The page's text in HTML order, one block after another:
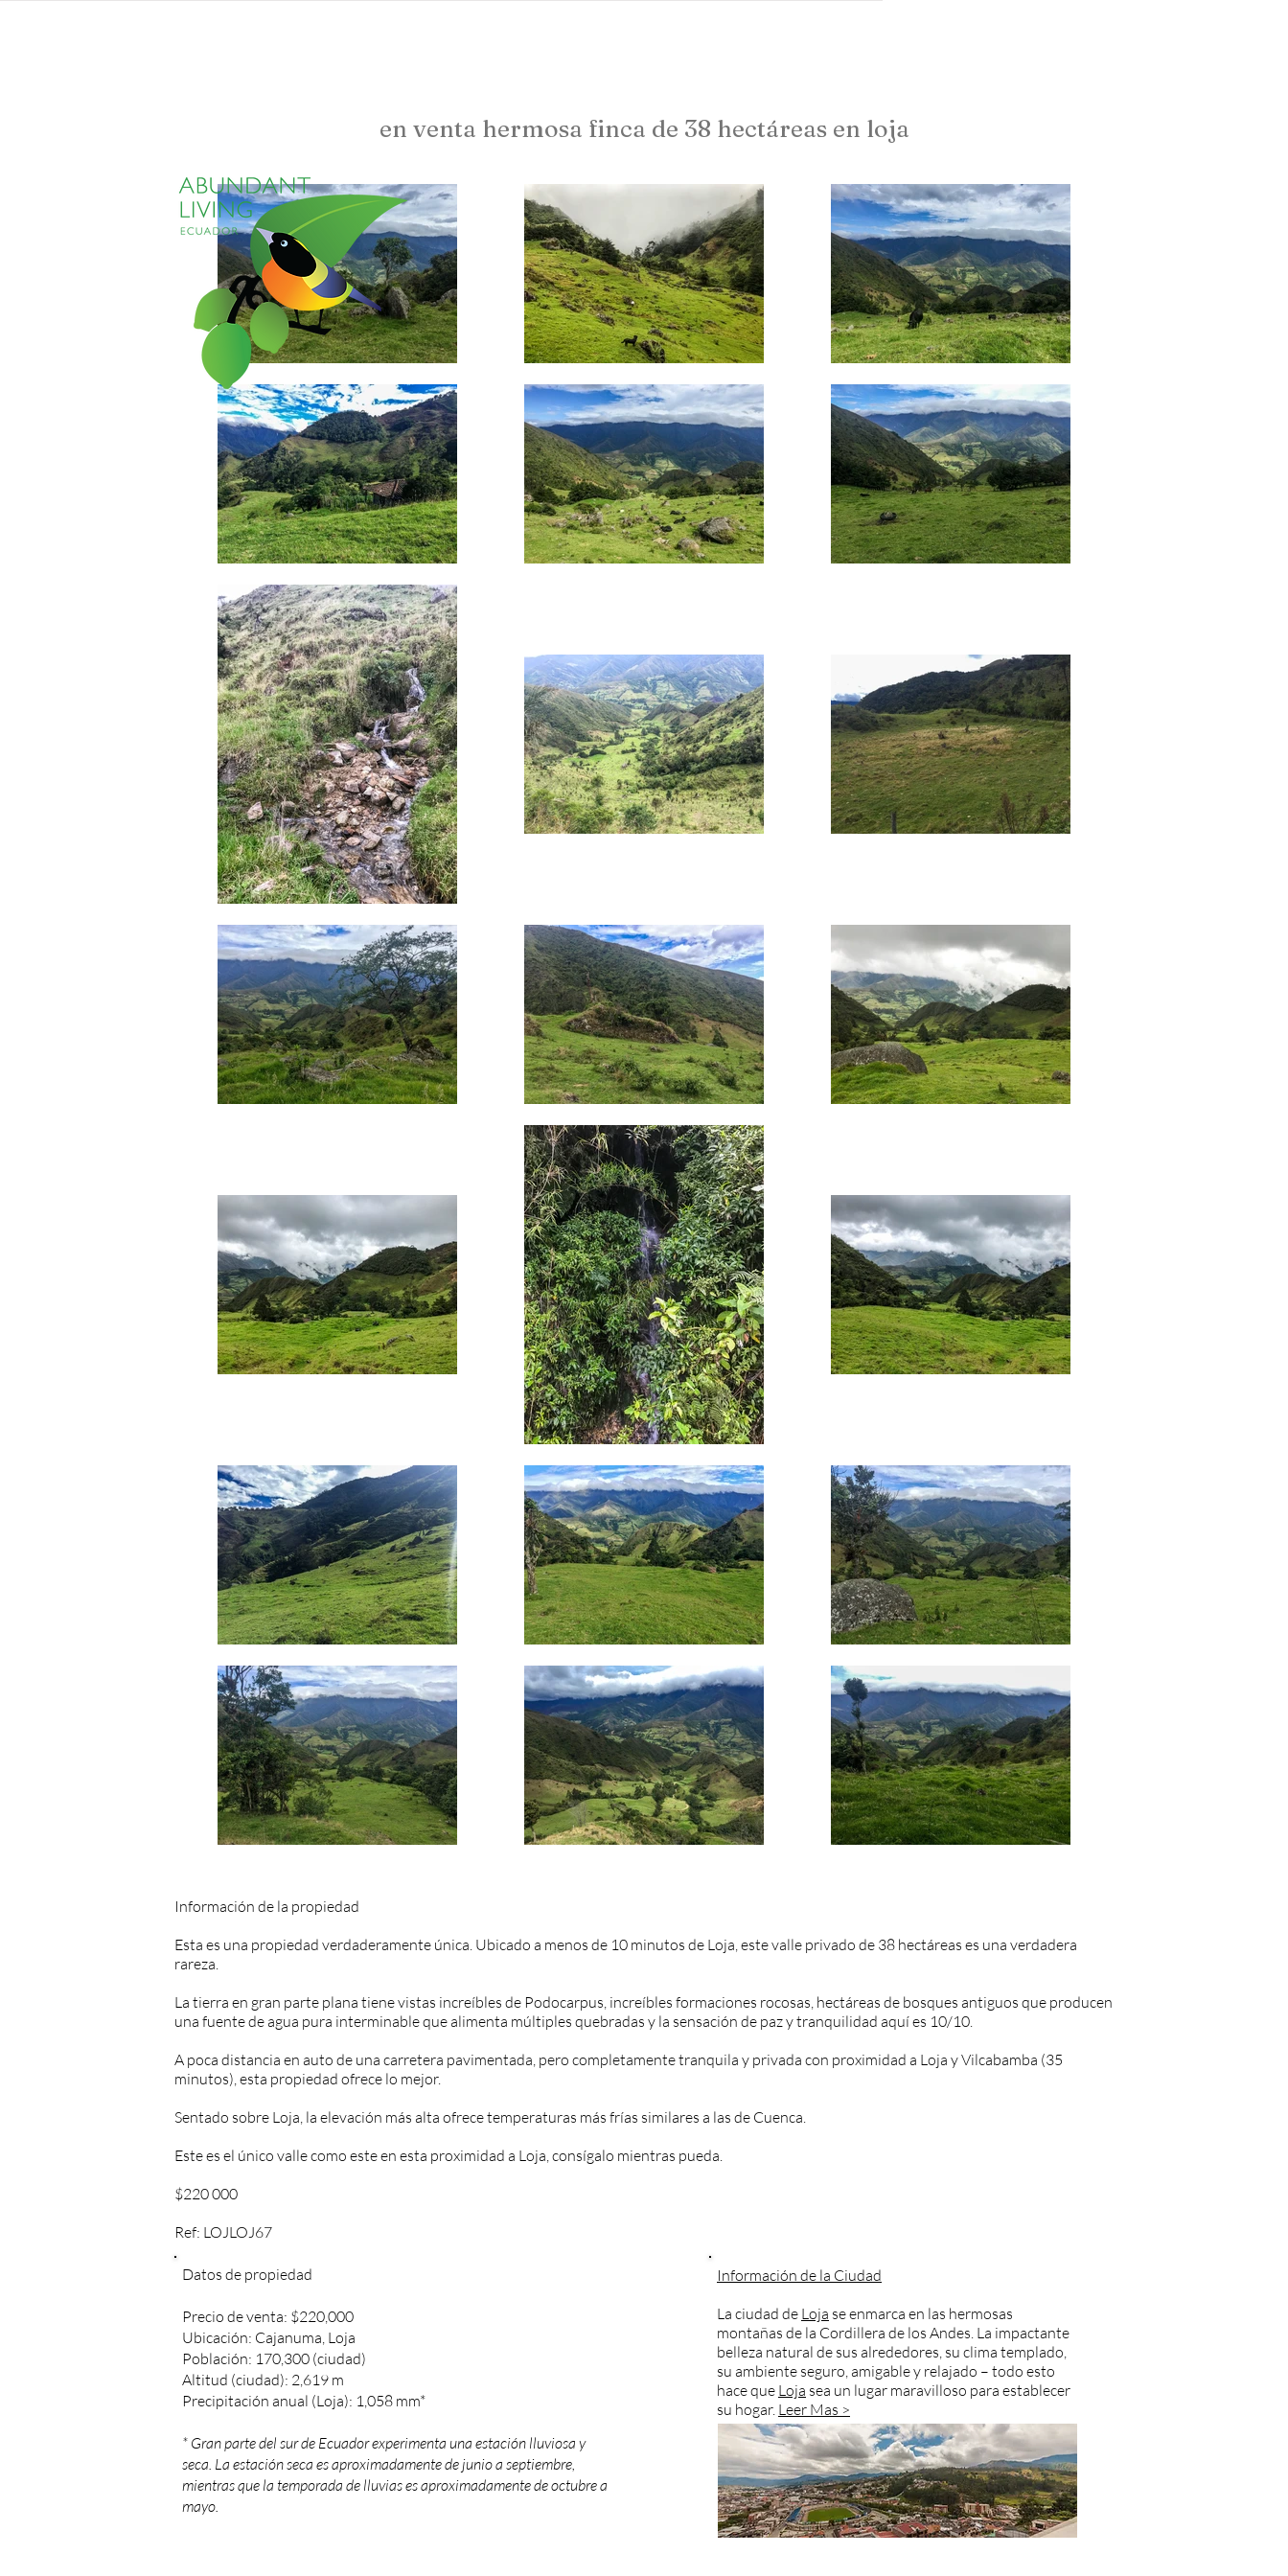
en venta hermosa finca de 38 hectáreas en loja
Información de la propiedad
Esta es una propiedad verdaderamente única. Ubicado a menos de 10 minutos de Loja, este valle privado de 38 hectáreas es una verdadera
rareza.
La tierra en gran parte plana tiene vistas increíbles de Podocarpus, increíbles formaciones rocosas, hectáreas de bosques antiguos que producen
una fuente de agua pura interminable que alimenta múltiples quebradas y la sensación de paz y tranquilidad aquí es 10/10.
A poca distancia en auto de una carretera pavimentada, pero completamente tranquila y privada con proximidad a Loja y Vilcabamba (35
minutos), esta propiedad ofrece lo mejor.
Sentado sobre Loja, la elevación más alta ofrece temperaturas más frías similares a las de Cuenca.
Este es el único valle como este en esta proximidad a Loja, consígalo mientras pueda.
$220 000
Ref: LOJLOJ67
Datos de propiedad
Precio de venta: $220,000
Ubicación: Cajanuma, Loja
Población: 170,300 (ciudad)
Altitud (ciudad): 2,619 m
Precipitación anual (Loja): 1,058 mm*
* Gran parte del sur de Ecuador experimenta una estación lluviosa y
seca. La estación seca es aproximadamente de junio a septiembre,
mientras que la temporada de lluvias es aproximadamente de octubre a
mayo.
Información de la Ciudad
La ciudad de Loja se enmarca en las hermosas
montañas de la Cordillera de los Andes. La impactante
belleza natural de sus alrededores, su clima templado,
su ambiente seguro, amigable y relajado – todo esto
hace que Loja sea un lugar maravilloso para establecer
su hogar. Leer Mas >